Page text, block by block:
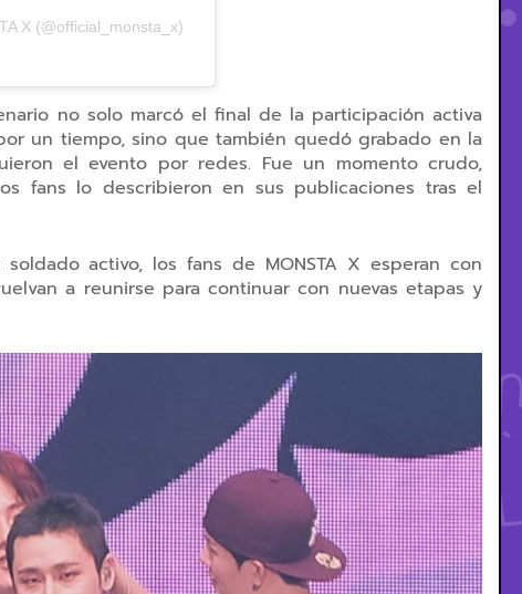
X (@official_monsta_x)
no solo marcó el final de la participación activa
un tiempo, sino que también quedó grabado en la
el evento por redes. Fue un momento crudo,
fans lo describieron en sus publicaciones tras el
activo, los fans de MONSTA X esperan con
a reunirse para continuar con nuevas etapas y